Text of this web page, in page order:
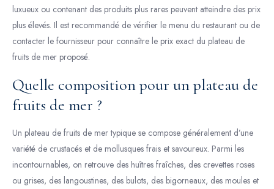
luxueux ou contenant des produits plus rares peuvent atteindre des prix
plus élevés. Il est recommandé de vérifier le menu du restaurant ou de
contacter le fournisseur pour connaître le prix exact du plateau de
fruits de mer proposé.
Quelle composition pour un plateau de
fruits de mer ?
Un plateau de fruits de mer typique se compose généralement d’une
variété de crustacés et de mollusques frais et savoureux. Parmi les
incontournables, on retrouve des huîtres fraîches, des crevettes roses
ou grises, des langoustines, des bulots, des bigorneaux, des moules et